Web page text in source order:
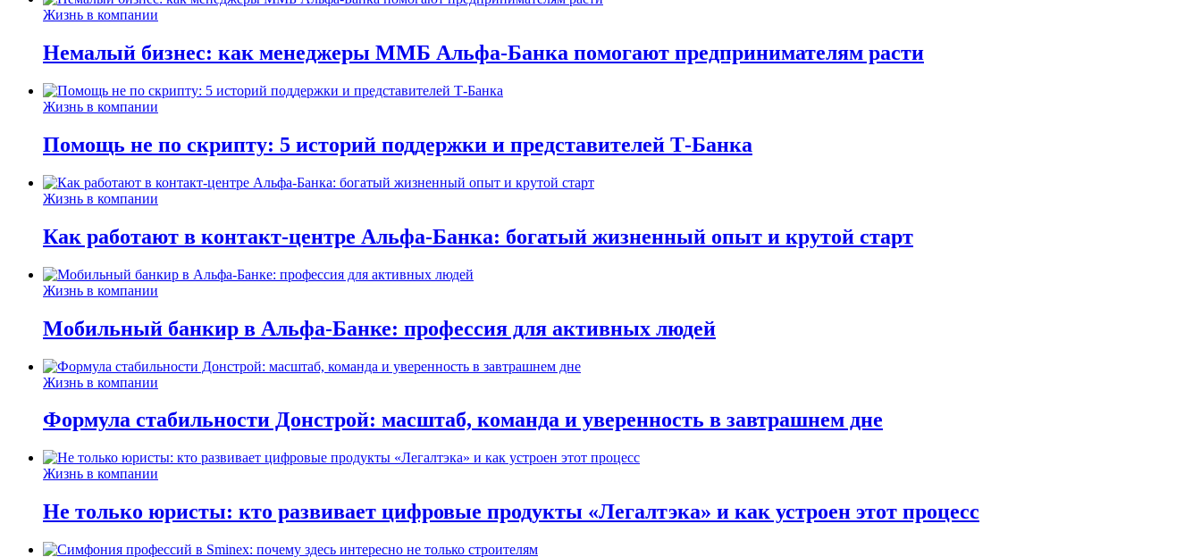
Жизнь в компании
Немалый бизнес: как менеджеры ММБ Альфа-Банка помогают предпринимателям расти
Жизнь в компании
Помощь не по скрипту: 5 историй поддержки и представителей Т-Банка
Жизнь в компании
Как работают в контакт-центре Альфа-Банка: богатый жизненный опыт и крутой старт
Жизнь в компании
Мобильный банкир в Альфа-Банке: профессия для активных людей
Жизнь в компании
Формула стабильности Донстрой: масштаб, команда и уверенность в завтрашнем дне
Жизнь в компании
Не только юристы: кто развивает цифровые продукты «Легалтэка» и как устроен этот процесс